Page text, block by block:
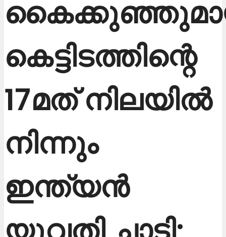
കെട്ടിടത്തിന്റെ
17മത് നിലയിൽ
നിന്നും
ഇന്ത്യൻ